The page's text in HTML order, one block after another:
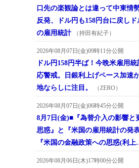
口先の楽観論とは違って中東情
反発、ドル円も158円台に戻し
の雇用統計
（持田有紀子）
2026年08月07日(金)09時11分公開
ドル円158円半ば！今晩米雇用
応警戒。日銀利上げペース加速
地ならしに注目。
（ZERO）
2026年08月07日(金)06時45分公開
8月7日(金)■『為替介入の影響と
思惑』と『米国の雇用統計の発
『米国の金融政策への思惑(利
2026年08月06日(木)17時00分公開